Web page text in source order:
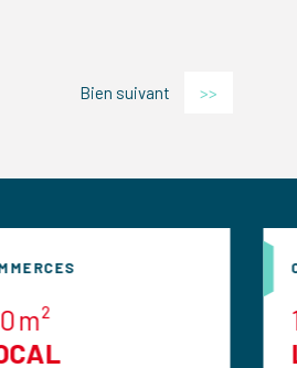
Bien suivant >>